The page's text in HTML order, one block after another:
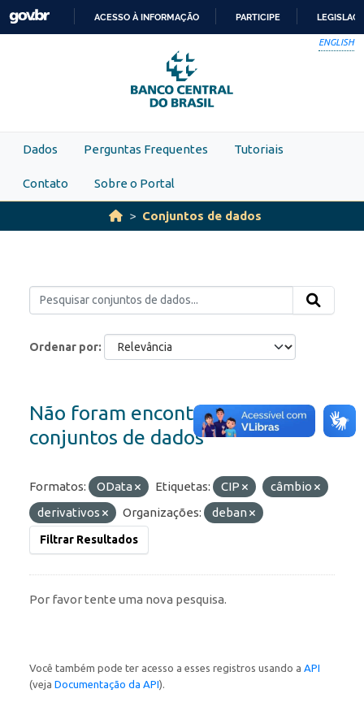
Skip to main content
PARA
O
CONTEÚDO
ACESSO À INFORMAÇÃO PARTICIPE
ENGLISH
Dados Perguntas Frequentes Tutoriais
Contato Sobre o Portal
Conjuntos de dados
Ordenar por
Não foram encontrados
conjuntos de dados
Formatos: OData Etiquetas: CIP
câmbio
derivativos
Organizações: deban
Filtrar Resultados
Por favor tente uma nova pesquisa.
Você também pode ter acesso a esses registros usando a API
(veja Documentação da API).